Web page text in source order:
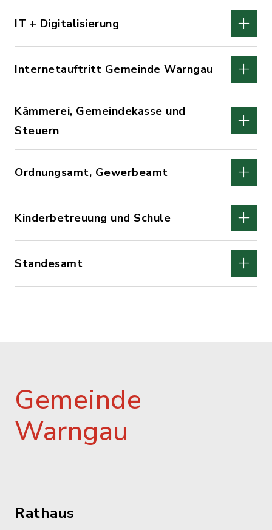
IT + Digitalisierung
Internetauftritt Gemeinde Warngau
Kämmerei, Gemeindekasse und
Steuern
Ordnungsamt, Gewerbeamt
Kinderbetreuung und Schule
Standesamt
Gemeinde
Warngau
Rathaus